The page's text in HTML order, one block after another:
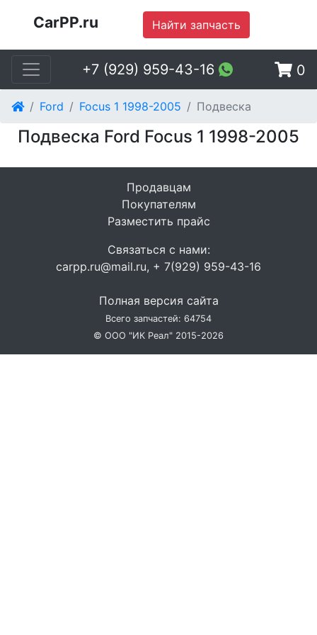
CarPP.ru Найти запчасть
+7 (929) 959-43-16 0
Ford Focus 1 1998-2005 Подвеска
Подвеска Ford Focus 1 1998-2005
Продавцам
Покупателям
Разместить прайс
Связаться с нами:
carpp.ru@mail.ru, + 7(929) 959-43-16
Полная версия сайта
Всего запчастей: 64754
© ООО "ИК Реал" 2015-2026